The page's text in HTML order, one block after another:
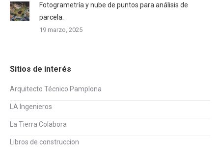
Fotogrametría y nube de puntos para análisis de
parcela.
19 marzo, 2025
Sitios de interés
Arquitecto Técnico Pamplona
LA Ingenieros
La Tierra Colabora
Libros de construccion